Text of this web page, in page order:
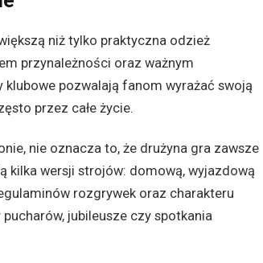
niż tylko praktyczna odzież
przynależności oraz ważnym
klubowe pozwalają fanom wyrażać swoją
przez całe życie.
nie oznacza to, że drużyna gra zawsze
kilka wersji strojów: domową, wyjazdową
rozgrywek oraz charakteru
jubileusze czy spotkania